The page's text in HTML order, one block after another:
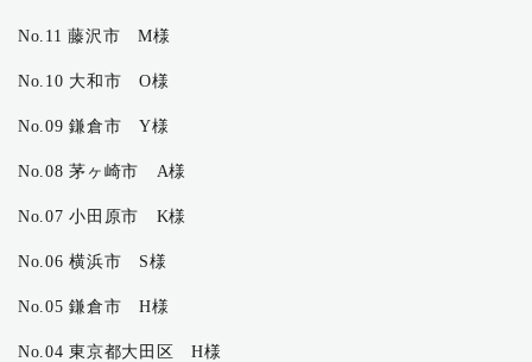
No.11 藤沢市 M様
No.10 大和市 O様
No.09 鎌倉市 Y様
No.08 茅ヶ崎市 A様
No.07 小田原市 K様
No.06 横浜市 S様
No.05 鎌倉市 H様
No.04 東京都大田区 H様